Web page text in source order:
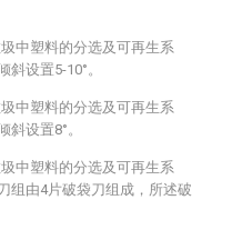
中塑料的分选及可再生系
设置5-10°。
中塑料的分选及可再生系
设置8°。
中塑料的分选及可再生系
组由4片破袋刀组成，所述破